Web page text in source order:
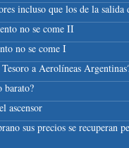
incluso que los de la
no se come II
no se come I
a Aerolíneas
barato?
ascensor
sus precios se recuperan